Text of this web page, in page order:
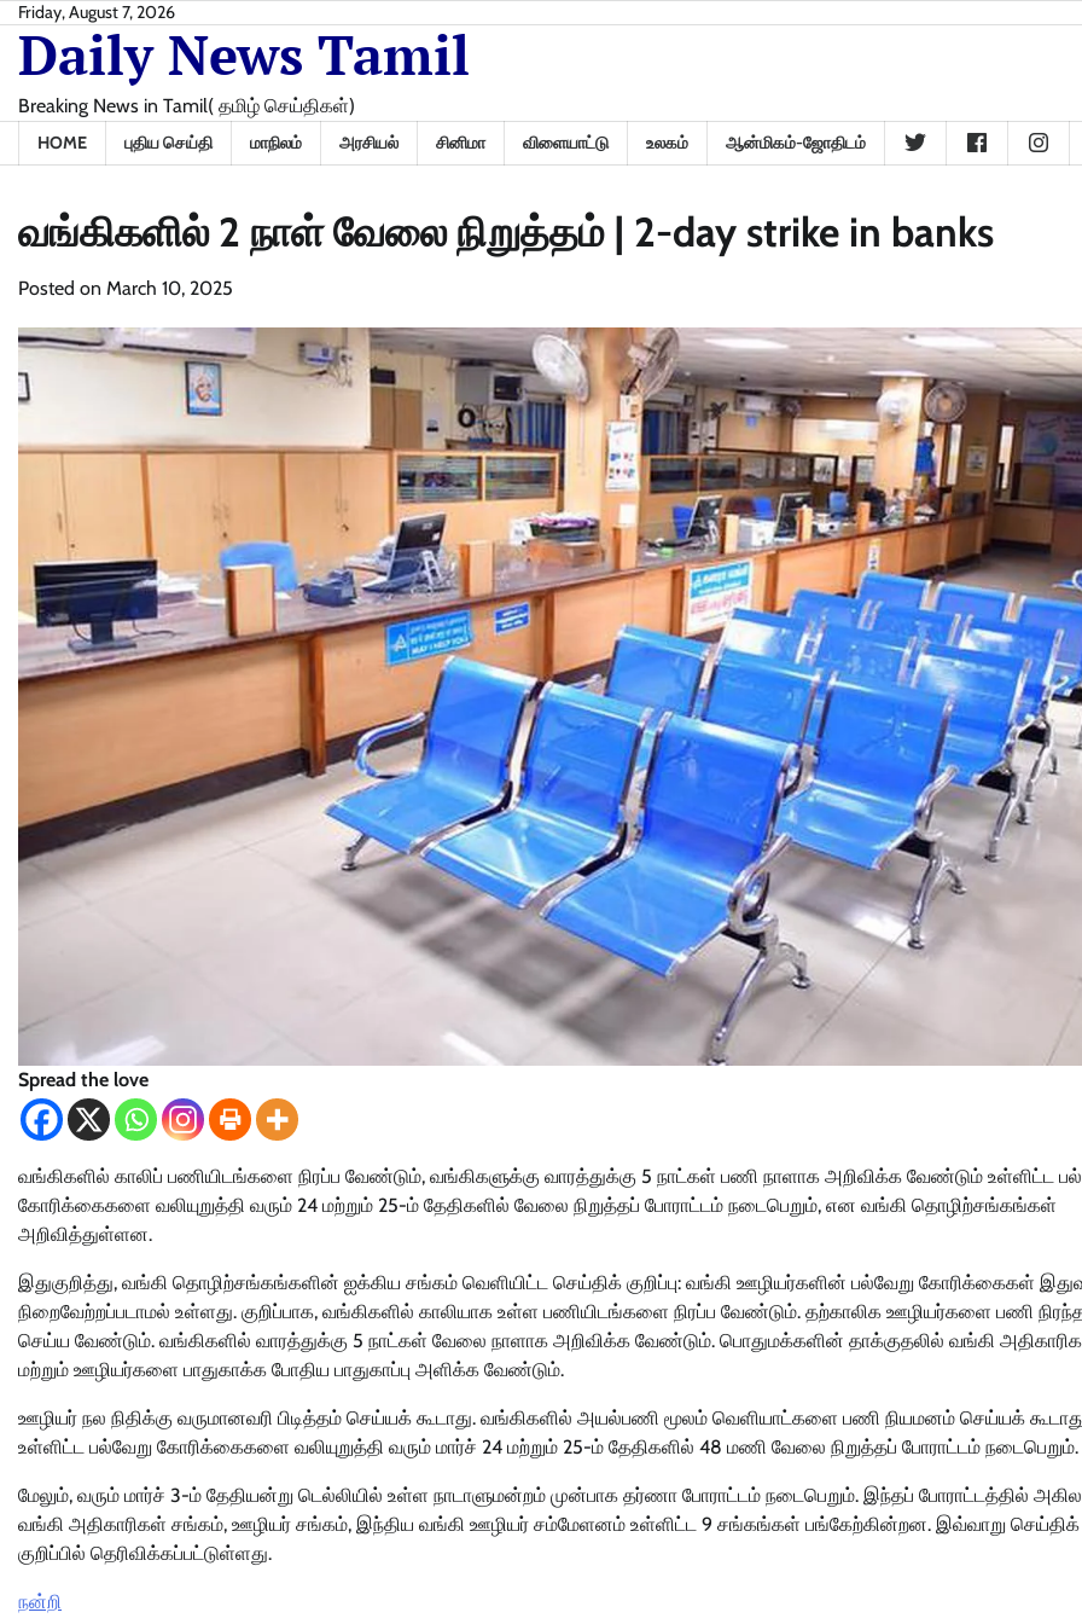
Skip
content
Friday, August 7, 2026
Daily News Tamil
Breaking News in Tamil( தமிழ் செய்திகள்)
HOME புதிய செய்தி மாநிலம் அரசியல் சினிமா விளையாட்டு உலகம் ஆன்மிகம்-ஜோதிடம்
வங்கிகளில் 2 நாள் வேலை நிறுத்தம் | 2-day strike in banks
Posted on March 10, 2025
Spread the love
வங்கிகளில் காலிப் பணியிடங்களை நிரப்ப வேண்டும், வங்கிகளுக்கு வாரத்துக்கு 5 நாட்கள் பணி நாளாக அறிவிக்க வேண்டும் உள்ளிட்ட
கோரிக்கைகளை வலியுறுத்தி வரும் 24 மற்றும் 25-ம் தேதிகளில் வேலை நிறுத்தப் போராட்டம் நடைபெறும், என வங்கி தொழிற்சங்கங்கள்
அறிவித்துள்ளன.
இதுகுறித்து, வங்கி தொழிற்சங்கங்களின் ஐக்கிய சங்கம் வெளியிட்ட செய்திக் குறிப்பு: வங்கி ஊழியர்களின் பல்வேறு கோரிக்கைகள்
நிறைவேற்றப்படாமல் உள்ளது. குறிப்பாக, வங்கிகளில் காலியாக உள்ள பணியிடங்களை நிரப்ப வேண்டும். தற்காலிக ஊழியர்களை பணி
செய்ய வேண்டும். வங்கிகளில் வாரத்துக்கு 5 நாட்கள் வேலை நாளாக அறிவிக்க வேண்டும். பொதுமக்களின் தாக்குதலில் வங்கி
மற்றும் ஊழியர்களை பாதுகாக்க போதிய பாதுகாப்பு அளிக்க வேண்டும்.
ஊழியர் நல நிதிக்கு வருமானவரி பிடித்தம் செய்யக் கூடாது. வங்கிகளில் அயல்பணி மூலம் வெளியாட்களை பணி நியமனம் செய்யக்
உள்ளிட்ட பல்வேறு கோரிக்கைகளை வலியுறுத்தி வரும் மார்ச் 24 மற்றும் 25-ம் தேதிகளில் 48 மணி வேலை நிறுத்தப் போராட்டம் நடைபெறும்.
மேலும், வரும் மார்ச் 3-ம் தேதியன்று டெல்லியில் உள்ள நாடாளுமன்றம் முன்பாக தர்ணா போராட்டம் நடைபெறும். இந்தப் போராட்டத்தில்
வங்கி அதிகாரிகள் சங்கம், ஊழியர் சங்கம், இந்திய வங்கி ஊழியர் சம்மேளனம் உள்ளிட்ட 9 சங்கங்கள் பங்கேற்கின்றன. இவ்வாறு செய்திக்
குறிப்பில் தெரிவிக்கப்பட்டுள்ளது.
நன்றி